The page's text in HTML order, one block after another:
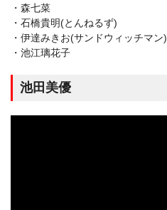
・森七菜
・石橋貴明(とんねるず)
・伊達みきお(サンドウィッチマン)
・池江璃花子
池田美優